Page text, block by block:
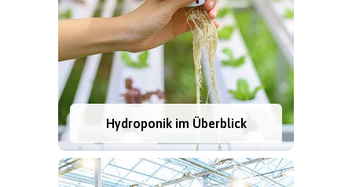
Hydroponik im Überblick